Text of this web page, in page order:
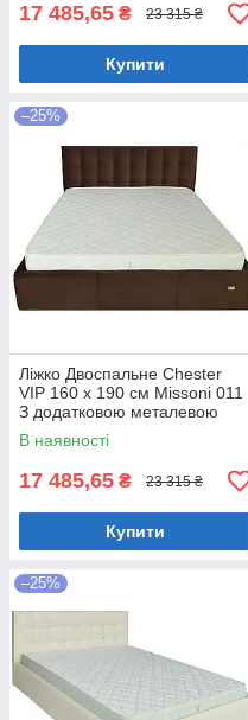
17 485,65 ₴ 23 315 ₴
Купити
–25%
Ліжко Двоспальне Chester
VIP 160 х 190 см Missoni 011
З додатковою металевою
цільнозварною рамою
Темно-коричневий
В наявності
17 485,65 ₴ 23 315 ₴
Купити
–25%